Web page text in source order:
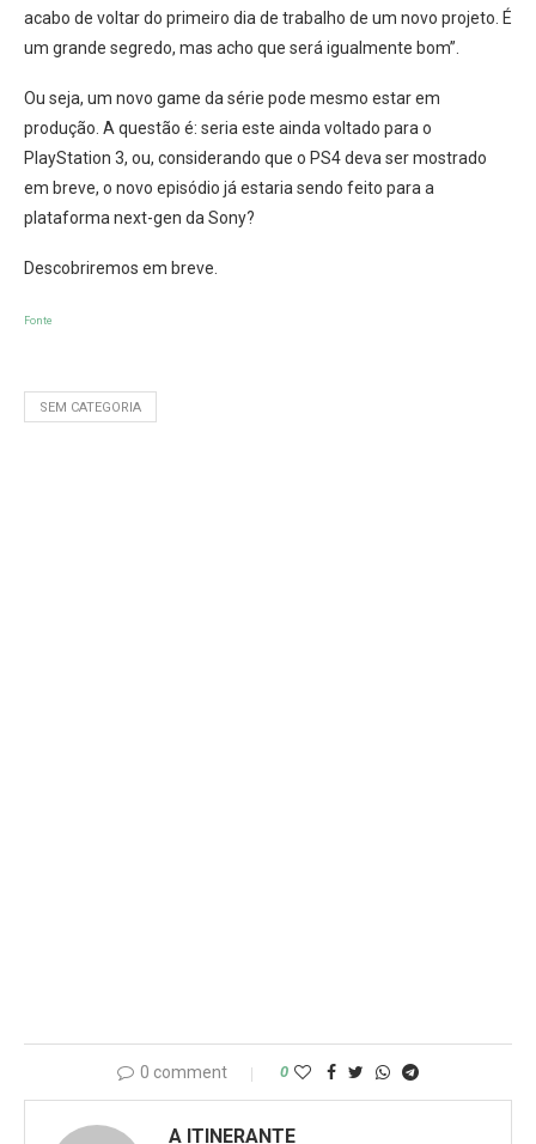
acabo de voltar do primeiro dia de trabalho de um novo projeto. É
um grande segredo, mas acho que será igualmente bom”.
Ou seja, um novo game da série pode mesmo estar em
produção. A questão é: seria este ainda voltado para o
PlayStation 3, ou, considerando que o PS4 deva ser mostrado
em breve, o novo episódio já estaria sendo feito para a
plataforma next-gen da Sony?
Descobriremos em breve.
Fonte
SEM CATEGORIA
0 comment 0
A ITINERANTE